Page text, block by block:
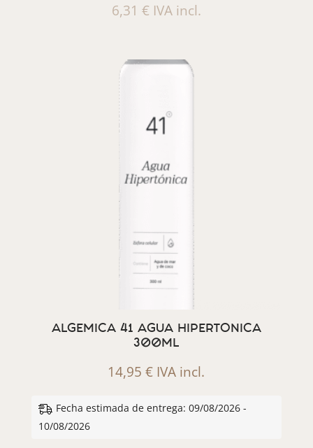
6,31 € IVA incl.
ALGEMICA 41 AGUA HIPERTONICA
300ML
14,95€ IVA incl.
Fecha estimada de entrega: 09/08/2026 -
10/08/2026